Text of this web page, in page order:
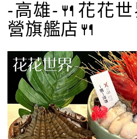
-高雄-🍴花花世
營旗艦店🍴